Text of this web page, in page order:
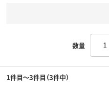
数量
1件目～3件目（3件中）